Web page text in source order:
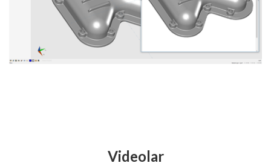
Videolar